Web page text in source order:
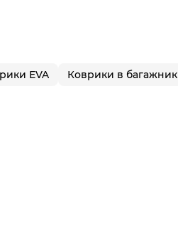
EVA Коврики в багажник